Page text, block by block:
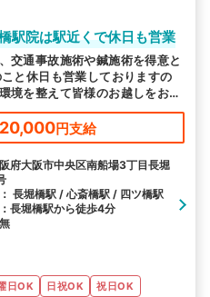
駅院は駅近くで休日も営業
交通事故施術や鍼施術を得意と
と休日も営業しておりますの
境を整えて皆様のお越しをお待
20,000円支給
府大阪市中央区南船場3丁目長堀
長堀橋駅 / 心斎橋駅 / 四ツ橋駅
長堀橋駅から徒歩4分
日OK 日祝OK 祝日OK